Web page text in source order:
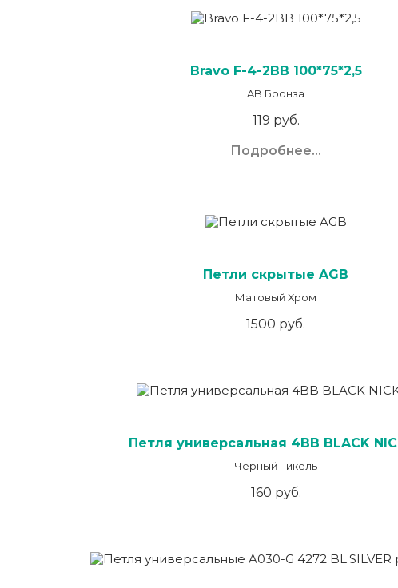
Bravo F-4-2BB 100*75*2,5
AB Бронза
119 руб.
Подробнее...
Петли скрытые AGB
Матовый Хром
1500 руб.
Петля универсальная 4BB BLACK
Чёрный никель
160 руб.